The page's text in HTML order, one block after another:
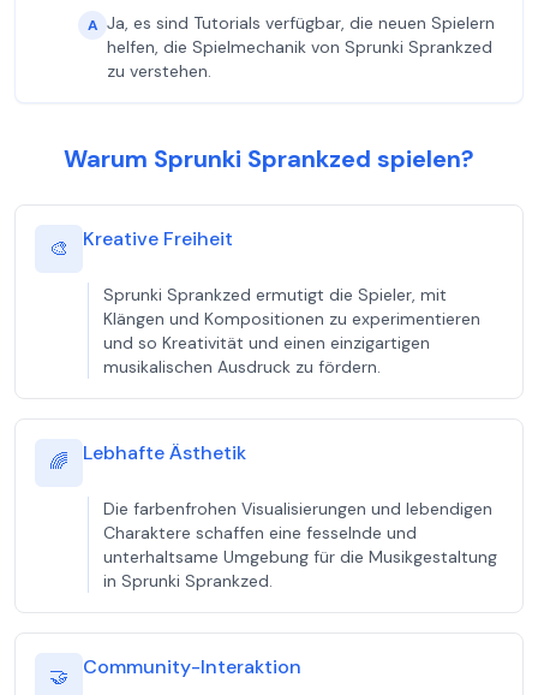
A Ja, es sind Tutorials verfügbar, die neuen Spielern
helfen, die Spielmechanik von Sprunki Sprankzed
zu verstehen.
Warum Sprunki Sprankzed spielen?
🎨 Kreative Freiheit
Sprunki Sprankzed ermutigt die Spieler, mit
Klängen und Kompositionen zu experimentieren
und so Kreativität und einen einzigartigen
musikalischen Ausdruck zu fördern.
🌈 Lebhafte Ästhetik
Die farbenfrohen Visualisierungen und lebendigen
Charaktere schaffen eine fesselnde und
unterhaltsame Umgebung für die Musikgestaltung
in Sprunki Sprankzed.
🤝 Community-Interaktion